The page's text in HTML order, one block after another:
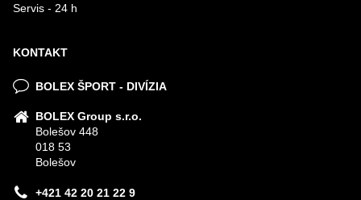
Servis - 24 h
KONTAKT
BOLEX ŠPORT - DIVÍZIA
BOLEX Group s.r.o.
Bolešov 448
018 53
Bolešov
+421 42 20 21 22 9